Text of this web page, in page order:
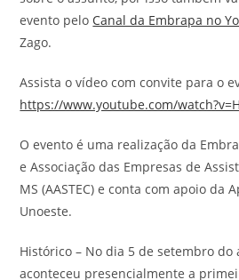
evento pelo Canal da Embrapa no
Zago.
Assista o vídeo com convite para o
https://www.youtube.com/
O evento é uma realização da
e Associação das Empresas de
MS (AASTEC) e conta com apoio da
Unoeste.
Histórico – No dia 5 de setembro do
aconteceu presencialmente a